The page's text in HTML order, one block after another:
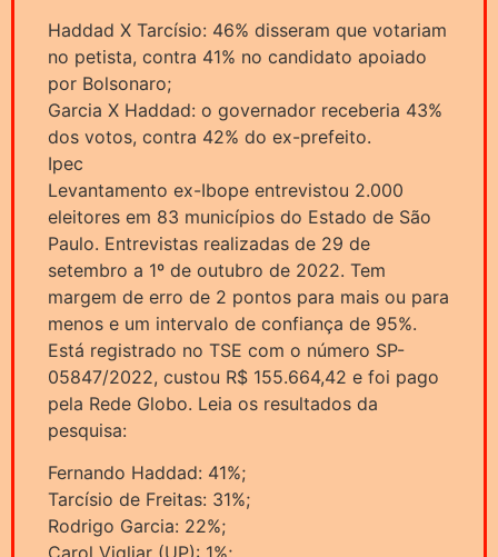
Haddad X Tarcísio: 46% disseram que votariam
no petista, contra 41% no candidato apoiado
por Bolsonaro;
Garcia X Haddad: o governador receberia 43%
dos votos, contra 42% do ex-prefeito.
Ipec
Levantamento ex-Ibope entrevistou 2.000
eleitores em 83 municípios do Estado de São
Paulo. Entrevistas realizadas de 29 de
setembro a 1º de outubro de 2022. Tem
margem de erro de 2 pontos para mais ou para
menos e um intervalo de confiança de 95%.
Está registrado no TSE com o número SP-
05847/2022, custou R$ 155.664,42 e foi pago
pela Rede Globo. Leia os resultados da
pesquisa:
Fernando Haddad: 41%;
Tarcísio de Freitas: 31%;
Rodrigo Garcia: 22%;